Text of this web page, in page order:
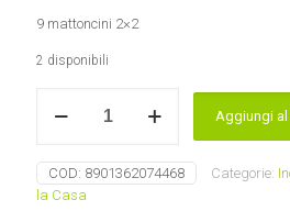
9 mattoncini 2×2
2 disponibili
mattoncini
Bianca
e
Sandalo
Aggiungi
COD: 8901362074468 Categorie:
la Casa